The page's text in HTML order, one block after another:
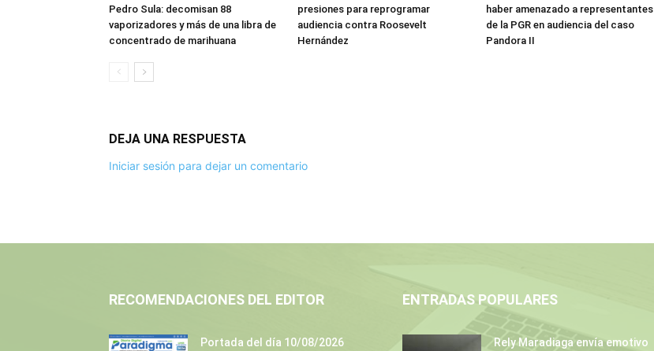
Pedro Sula: decomisan 88
vaporizadores y más de una libra de
concentrado de marihuana
presiones para reprogramar
audiencia contra Roosevelt
Hernández
haber amenazado a representantes
de la PGR en audiencia del caso
Pandora II
DEJA UNA RESPUESTA
Iniciar sesión para dejar un comentario
RECOMENDACIONES DEL EDITOR
Portada del día 10/08/2026
ENTRADAS POPULARES
Rely Maradiaga envía emotivo